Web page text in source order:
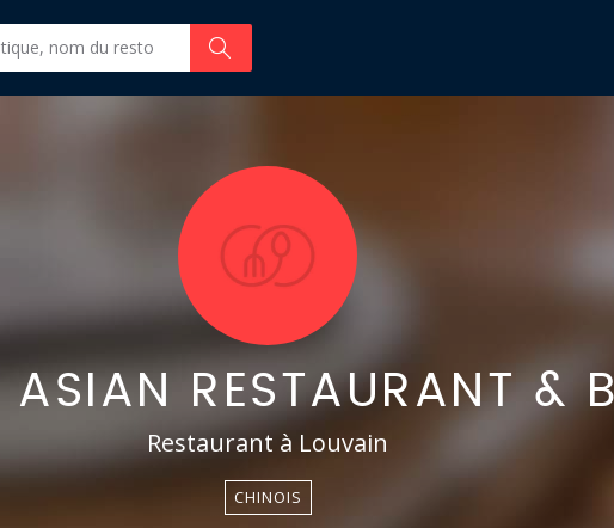
RESTAURANT &
Restaurant à Louvain
CHINOIS